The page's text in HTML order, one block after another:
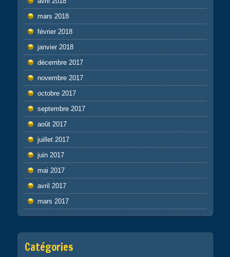
mars 2018
février 2018
janvier 2018
décembre 2017
novembre 2017
octobre 2017
septembre 2017
août 2017
juillet 2017
juin 2017
mai 2017
avril 2017
mars 2017
Catégories